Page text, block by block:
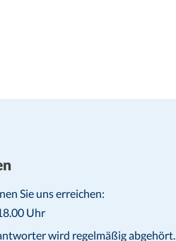
Sie uns erreichen:
Uhr
wird regelmäßig abgehört.